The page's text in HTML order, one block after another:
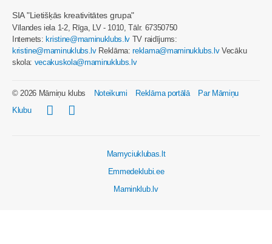
SIA "Lietišķās kreativitātes grupa"
Vīlandes iela 1-2, Rīga, LV - 1010, Tālr. 67350750
Internets:kristine@maminuklubs.lv TV raidījums:
kristine@maminuklubs.lvReklāma:reklama@maminuklubs.lvVecāku
skola: vecakuskola@maminuklubs.lv
© 2026 Māmiņu klubs Noteikumi Reklāma portālā
Par Māmiņu
Klubu
Mamyciuklubas.lt
Emmedeklubi.ee
Maminklub.lv